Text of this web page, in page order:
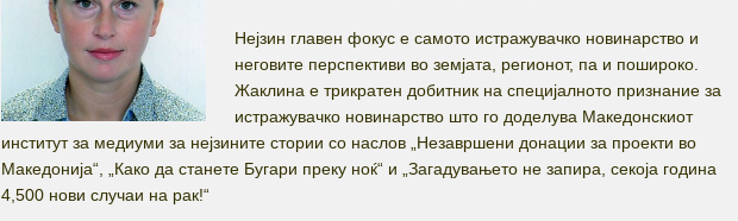
Нејзин главен фокус е самото истражувачко новинарство и
неговите перспективи во земјата, регионот, па и пошироко.
Жаклина е трикратен добитник на специјалното признание за
истражувачко новинарство што го доделува Македонскиот
институт за медиуми за нејзините стории со наслов „Незавршени донации за проекти во
Македонија“, „Како да станете Бугари преку ноќ“ и „Загадувањето не запира, секоја година
4,500 нови случаи на рак!“